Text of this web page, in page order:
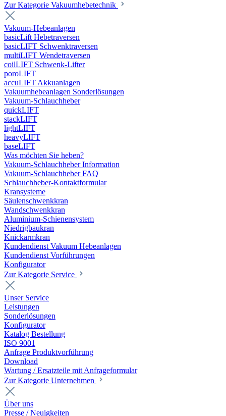
Zur Kategorie Vakuumhebetechnik
Vakuum-Hebeanlagen
basicLift Hebetraversen
basicLIFT Schwenktraversen
multiLIFT Wendetraversen
coilLIFT Schwenk-Lifter
poroLIFT
accuLIFT Akkuanlagen
Vakuumhebeanlagen Sonderlösungen
Vakuum-Schlauchheber
quickLIFT
stackLIFT
lightLIFT
heavyLIFT
baseLIFT
Was möchten Sie heben?
Vakuum-Schlauchheber Information
Vakuum-Schlauchheber FAQ
Schlauchheber-Kontaktformular
Kransysteme
Säulenschwenkkran
Wandschwenkkran
Aluminium-Schienensystem
Niedrigbaukran
Knickarmkran
Kundendienst Vakuum Hebeanlagen
Kundendienst Vorführungen
Konfigurator
Zur Kategorie Service
Unser Service
Leistungen
Sonderlösungen
Konfigurator
Katalog Bestellung
ISO 9001
Anfrage Produktvorführung
Download
Wartung / Ersatzteile mit Anfrageformular
Zur Kategorie Unternehmen
Über uns
Presse / Neuigkeiten